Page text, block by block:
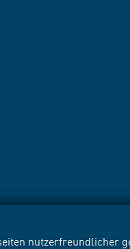
nutzerfreundlicher